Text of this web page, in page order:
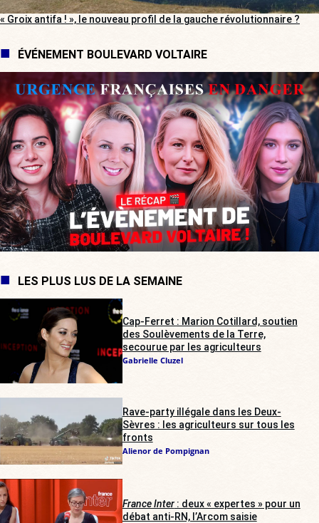
« Groix antifa ! », le nouveau profil de la gauche révolutionnaire ?
ÉVÉNEMENT BOULEVARD VOLTAIRE
LES PLUS LUS DE LA SEMAINE
Cap-Ferret : Marion Cotillard, soutien
des Soulèvements de la Terre,
secourue par les agriculteurs
Gabrielle Cluzel
Rave-party illégale dans les Deux-
Sèvres : les agriculteurs sur tous les
fronts
Alienor de Pompignan
France Inter: deux « expertes » pour un
débat anti-RN, l’Arcom saisie